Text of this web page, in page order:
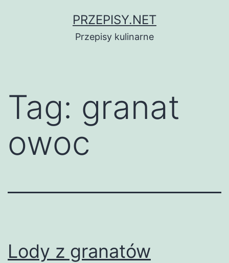
PRZEPISY.NET
Przepisy kulinarne
Tag: granat
owoc
Lody z granatów